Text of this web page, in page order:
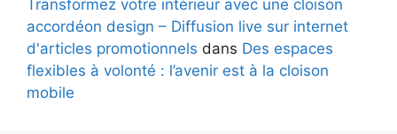
Transformez votre intérieur avec une cloison
accordéon design – Diffusion live sur internet
d'articles promotionnels dans Des espaces
flexibles à volonté : l’avenir est à la cloison
mobile